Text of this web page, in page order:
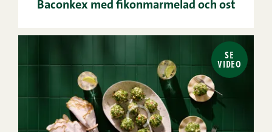
Baconkex med fikonmarmelad och ost
SE
VIDEO